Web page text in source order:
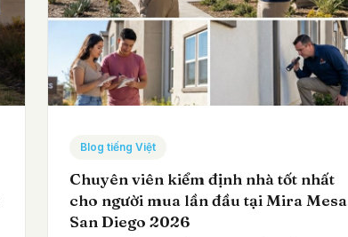
Blog tiếng Việt
Chuyên viên kiểm định nhà tốt nhất
cho người mua lần đầu tại Mira Mesa
San Diego 2026